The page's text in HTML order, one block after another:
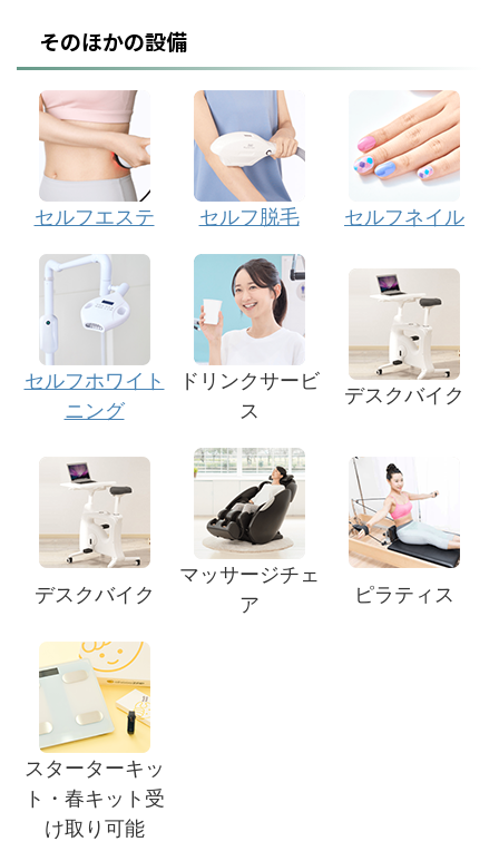
そのほかの設備
セルフエステ セルフ脱毛 セルフネイル
セルフホワイト
ニング
ドリンクサービ
ス
デスクバイク
デスクバイク
マッサージチェ
ア
ピラティス
スターターキッ
ト・春キット受
け取り可能